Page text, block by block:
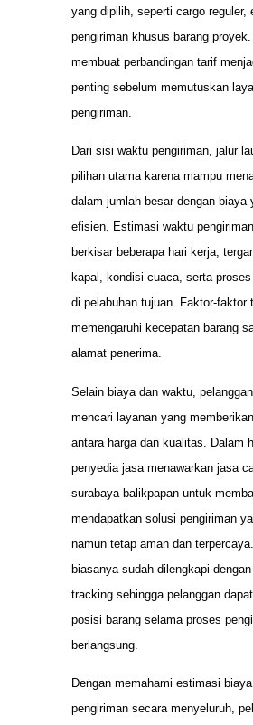
yang dipilih, seperti cargo reguler,
pengiriman khusus barang
membuat perbandingan tarif
penting sebelum memutuskan
pengiriman.
Dari sisi waktu pengiriman, jalur
pilihan utama karena mampu
dalam jumlah besar dengan biaya
efisien. Estimasi waktu
berkisar beberapa hari kerja,
kapal, kondisi cuaca, serta
di pelabuhan tujuan. Faktor-faktor
memengaruhi kecepatan barang
alamat penerima.
Selain biaya dan waktu,
mencari layanan yang
antara harga dan kualitas. Dalam
penyedia jasa menawarkan jasa
surabaya balikpapan untuk
mendapatkan solusi pengiriman
namun tetap aman dan
biasanya sudah dilengkapi
tracking sehingga pelanggan
posisi barang selama proses
berlangsung.
Dengan memahami estimasi
pengiriman secara menyeluruh,